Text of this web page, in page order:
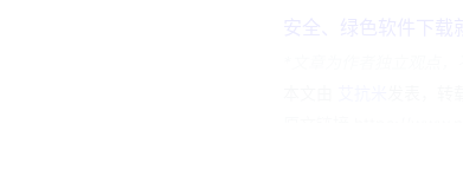
发表，
原文链接 https://